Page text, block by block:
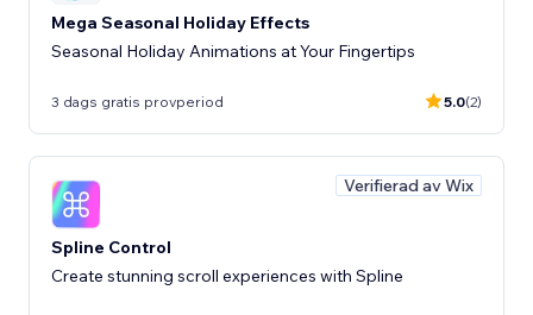
Mega Seasonal Holiday Effects
Seasonal Holiday Animations at Your Fingertips
3 dags gratis provperiod 5.0(2)
Verifierad av Wix
Spline Control
Create stunning scroll experiences with Spline